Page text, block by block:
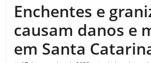
Enchentes e
causam danos e
em Santa